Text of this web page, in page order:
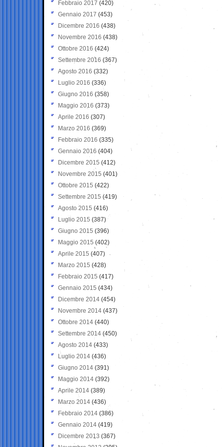
Febbraio 2017 (420)
Gennaio 2017 (453)
Dicembre 2016 (438)
Novembre 2016 (438)
Ottobre 2016 (424)
Settembre 2016 (367)
Agosto 2016 (332)
Luglio 2016 (336)
Giugno 2016 (358)
Maggio 2016 (373)
Aprile 2016 (307)
Marzo 2016 (369)
Febbraio 2016 (335)
Gennaio 2016 (404)
Dicembre 2015 (412)
Novembre 2015 (401)
Ottobre 2015 (422)
Settembre 2015 (419)
Agosto 2015 (416)
Luglio 2015 (387)
Giugno 2015 (396)
Maggio 2015 (402)
Aprile 2015 (407)
Marzo 2015 (428)
Febbraio 2015 (417)
Gennaio 2015 (434)
Dicembre 2014 (454)
Novembre 2014 (437)
Ottobre 2014 (440)
Settembre 2014 (450)
Agosto 2014 (433)
Luglio 2014 (436)
Giugno 2014 (391)
Maggio 2014 (392)
Aprile 2014 (389)
Marzo 2014 (436)
Febbraio 2014 (386)
Gennaio 2014 (419)
Dicembre 2013 (367)